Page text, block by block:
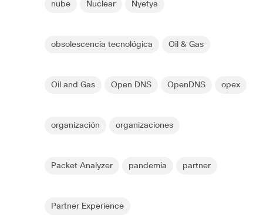
nube Nuclear Nyetya
obsolescencia tecnológica Oil & Gas
Oil and Gas Open DNS OpenDNS opex
organización organizaciones
Packet Analyzer pandemia partner
Partner Experience